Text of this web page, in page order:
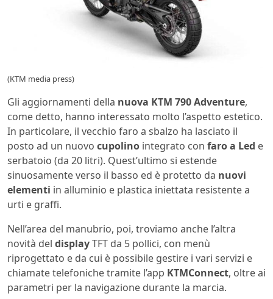
(KTM media press)
Gli aggiornamenti della nuova KTM 790 Adventure,
come detto, hanno interessato molto l’aspetto estetico.
In particolare, il vecchio faro a sbalzo ha lasciato il
posto ad un nuovo cupolino integrato con faro a Led e
serbatoio (da 20 litri). Quest’ultimo si estende
sinuosamente verso il basso ed è protetto da nuovi
elementi in alluminio e plastica iniettata resistente a
urti e graffi.
Nell’area del manubrio, poi, troviamo anche l’altra
novità del displayTFT da 5 pollici, con menù
riprogettato e da cui è possibile gestire i vari servizi e
chiamate telefoniche tramite l’app KTMConnect, oltre ai
parametri per la navigazione durante la marcia.